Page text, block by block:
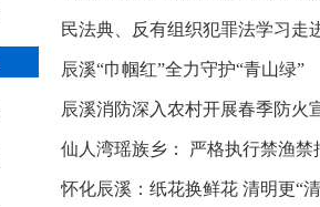
民法典、反有组织犯罪法学习走
辰溪“巾帼红”全力守护“青山绿”
辰溪消防深入农村开展春季防火
仙人湾瑶族乡： 严格执行禁渔禁
怀化辰溪：纸花换鲜花 清明更“